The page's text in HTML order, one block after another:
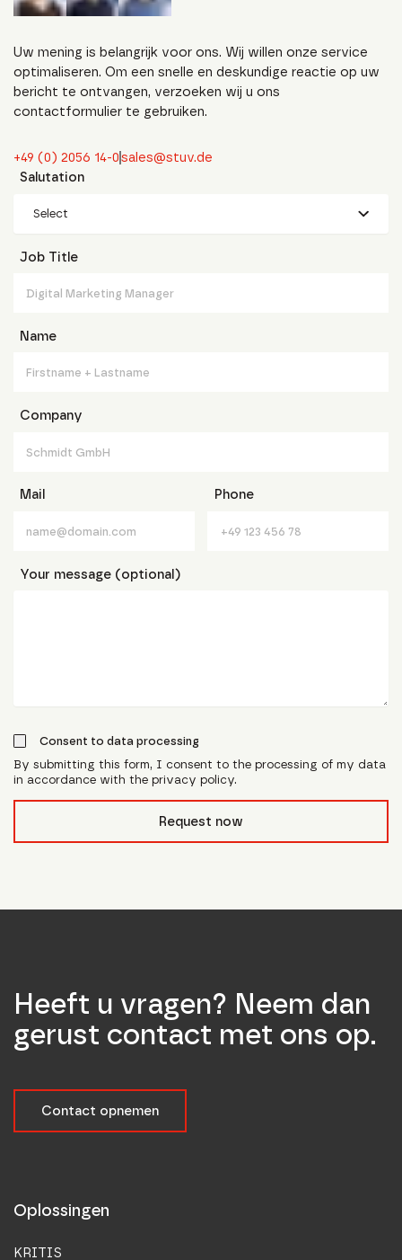
Uw mening is belangrijk voor ons. Wij willen onze service
optimaliseren. Om een snelle en deskundige reactie op uw
bericht te ontvangen, verzoeken wij u ons
contactformulier te gebruiken.
+49 (0) 2056 14-0sales@stuv.de
Salutation
Select
Job Title
Name
Company
Mail Phone
Your message (optional)
Consent to data processing
By submitting this form, I consent to the processing of my data
in accordance with the privacy policy.
Request now
Heeft u vragen? Neem dan
gerust contact met ons op.
Contact opnemen
Oplossingen
KRITIS